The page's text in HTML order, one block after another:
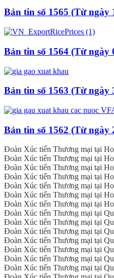
Bản tin số 1565 (Từ ngày
Bản tin số 1564 (Từ ngày
Bản tin số 1563 (Từ ngày
Bản tin số 1562 (Từ ngày
Đoàn Xúc tiến Thương mại tại
Đoàn Xúc tiến Thương mại tại
Đoàn Xúc tiến Thương mại tại
Đoàn Xúc tiến Thương mại tại
Đoàn Xúc tiến Thương mại tại
Đoàn Xúc tiến Thương mại tại
Đoàn Xúc tiến Thương mại tại
Đoàn Xúc tiến Thương mại tại
Đoàn Xúc tiến Thương mại tại
Đoàn Xúc tiến Thương mại tại
Đoàn Xúc tiến Thương mại tại
Đoàn Xúc tiến Thương mại tại
Đoàn Xúc tiến Thương mại tại
Đoàn Xúc tiến Thương mại tại